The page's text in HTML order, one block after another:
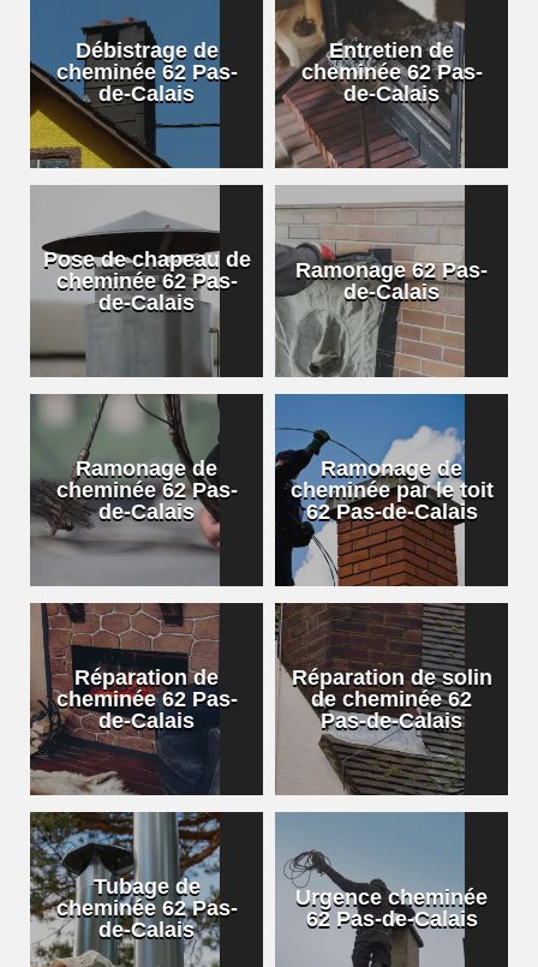
Débistrage de
cheminée 62 Pas-
de-Calais
Entretien de
cheminée 62 Pas-
de-Calais
Pose de chapeau de
cheminée 62 Pas-
de-Calais
Ramonage 62 Pas-
de-Calais
Ramonage de
cheminée 62 Pas-
de-Calais
Ramonage de
cheminée par le toit
62 Pas-de-Calais
Réparation de
cheminée 62 Pas-
de-Calais
Réparation de solin
de cheminée 62
Pas-de-Calais
Tubage de
cheminée 62 Pas-
de-Calais
Urgence cheminée
62 Pas-de-Calais